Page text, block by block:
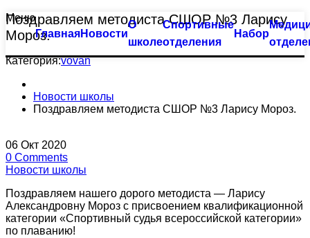
Меню
ГлавнаяНовости
О
школе
Спортивные
отделения
Тхэквондо
Биатлон
Плавание
Пулевая стрельба (спорт глухих)
Современное пятиборье
Набор
Большой бассейн
Оздоровительное плавание
Семейное плавание
Аквааэробика
Малый бассейн
Поздравляем методиста СШОР №3 Ларису
Мороз.
Категория:vovan
Новости школы
Поздравляем методиста СШОР №3 Ларису Мороз.
06 Окт 2020
0 Comments
Новости школы
Поздравляем нашего дорого методиста — Ларису
Александровну Мороз с присвоением квалификационной
категории «Спортивный судья всероссийской категории»
по плаванию!